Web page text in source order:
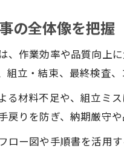
の全体像を把握
、作業効率や品質向上
立・結束、最終検査
る材料不足や、組立ミ
りを防ぎ、納期厳守や
ー図や手順書を活用